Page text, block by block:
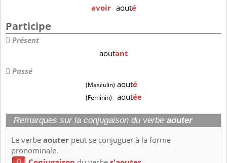
avoir aouté
Participe
Présent
aoutant
Passé
(Masculin) aouté
(Feminin) aoutée
Remarques sur la conjugaison du verbe aouter
Le verbeaouter peut se conjuguer à la forme
pronominale.